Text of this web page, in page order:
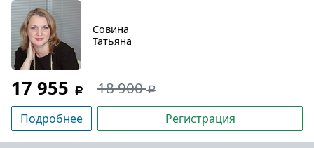
Совина
Татьяна
17 955 18 900
Подробнее Регистрация